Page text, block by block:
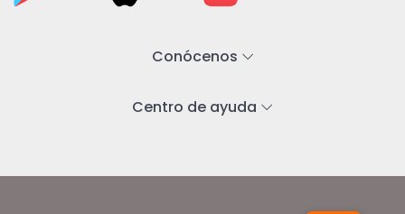
Conócenos
Centro de ayuda